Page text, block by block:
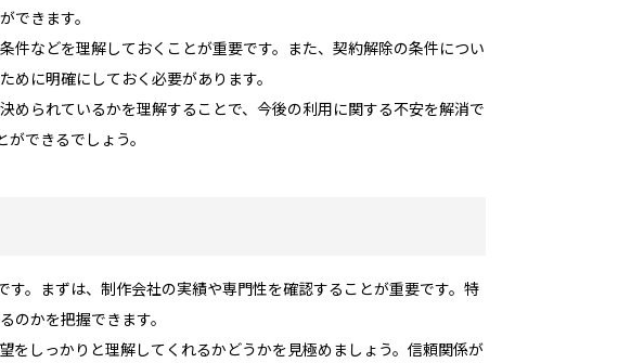
できます。
などを理解しておくことが重要です。また、契約解除の条件につい
に明確にしておく必要があります。
られているかを理解することで、今後の利用に関する不安を解消で
できるでしょう。
。まずは、制作会社の実績や専門性を確認することが重要です。特
のかを把握できます。
しっかりと理解してくれるかどうかを見極めましょう。信頼関係が